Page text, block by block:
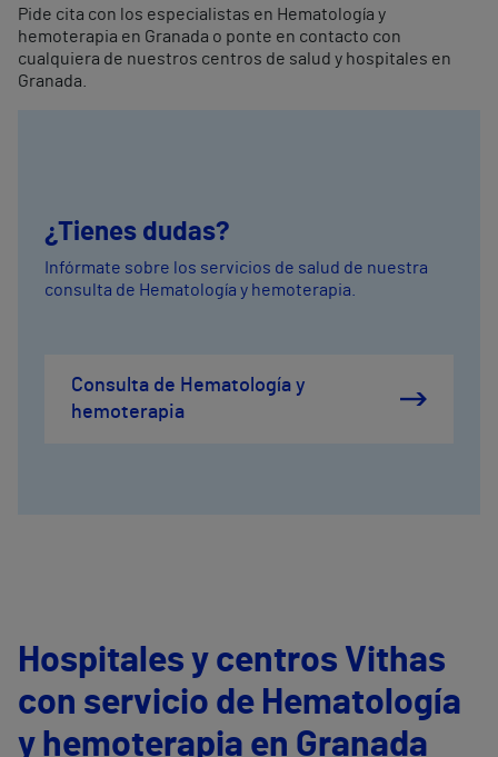
Pide cita con los especialistas en Hematología y
hemoterapia en Granada o ponte en contacto con
cualquiera de nuestros centros de salud y hospitales en
Granada.
¿Tienes dudas?
Infórmate sobre los servicios de salud de nuestra
consulta de Hematología y hemoterapia.
Consulta de Hematología y
hemoterapia
Hospitales y centros Vithas
con servicio de Hematología
y hemoterapia en Granada